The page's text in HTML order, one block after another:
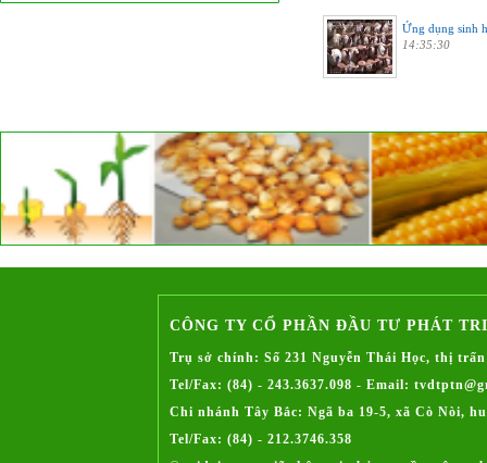
Hội nghị đầu bờ giống ngô lai LVN669 tại
xã Ninh Lai, huyện Sơn Dương, tỉnh
Tuyên Quang
Hội nghị đầu bờ giồng ngô lai LVN61 tại
xã Xuân Minh, huyện Thọ Xuân, tỉnh
Thanh Hóa
Các bước quan trọng cần chú ý trong quá
trình chuẩn bị tham gia hội chợ
Trúng thầu giá tốt là lực nâng cho giá lúa
Tình hình sản xuất mặt hàng ngô của Việt
Ứng dụng sinh
14:35:30
CÔNG TY CỔ PHẦN ĐẦU TƯ PHÁT
Trụ sở chính: Số 231 Nguyễn Thái Học, thị
Tel/Fax: (84) - 243.3637.098 - Email:
Chi nhánh Tây Bắc: Ngã ba 19-5, xã Cò Nòi,
Tel/Fax: (84) - 212.3746.358